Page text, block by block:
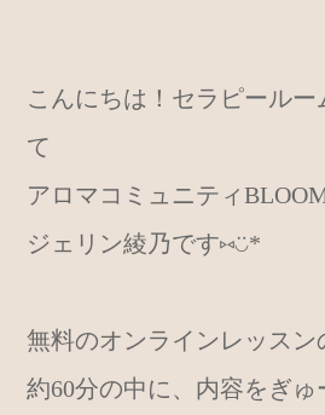
こんにちは！セラピールー
て
アロマコミュニティ
ジェリン綾乃です⑅◡̈*
無料のオンラインレッスン
約60分の中に、内容をぎ